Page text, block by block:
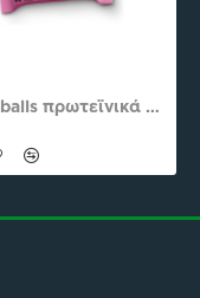
Adoraballs πρωτεϊνικά μπαλάκια choco praline delight 40γρ Nutree Χ.ΓΛ